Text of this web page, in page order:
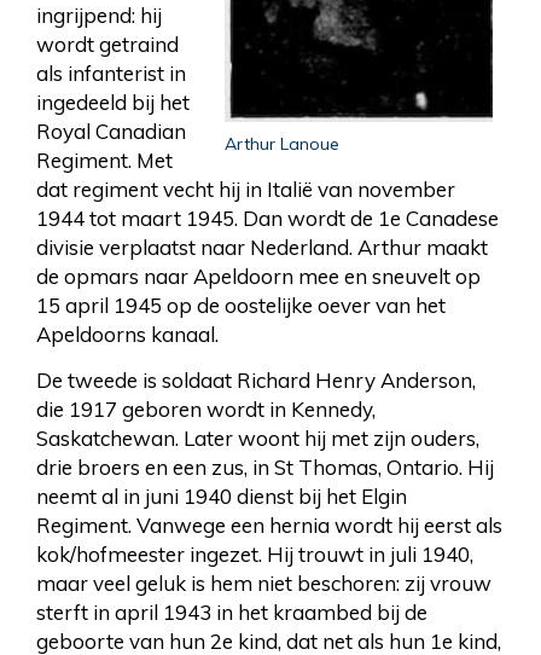
Arthur Lanoue
ingrijpend: hij
wordt getraind
als infanterist in
ingedeeld bij het
Royal Canadian
Regiment. Met
dat regiment vecht hij in Italië van november
1944 tot maart 1945. Dan wordt de 1e Canadese
divisie verplaatst naar Nederland. Arthur maakt
de opmars naar Apeldoorn mee en sneuvelt op
15 april 1945 op de oostelijke oever van het
Apeldoorns kanaal.
De tweede is soldaat Richard Henry Anderson,
die 1917 geboren wordt in Kennedy,
Saskatchewan. Later woont hij met zijn ouders,
drie broers en een zus, in St Thomas, Ontario. Hij
neemt al in juni 1940 dienst bij het Elgin
Regiment. Vanwege een hernia wordt hij eerst als
kok/hofmeester ingezet. Hij trouwt in juli 1940,
maar veel geluk is hem niet beschoren: zij vrouw
sterft in april 1943 in het kraambed bij de
geboorte van hun 2e kind, dat net als hun 1e kind,